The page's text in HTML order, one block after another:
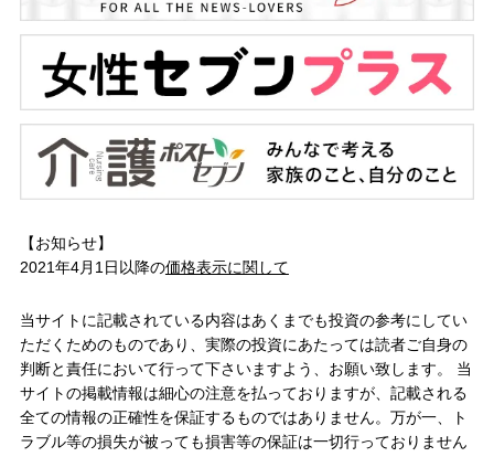
【お知らせ】
2021年4月1日以降の価格表示に関して
当サイトに記載されている内容はあくまでも投資の参考にしてい
ただくためのものであり、実際の投資にあたっては読者ご自身の
判断と責任において行って下さいますよう、お願い致します。 当
サイトの掲載情報は細心の注意を払っておりますが、記載される
全ての情報の正確性を保証するものではありません。万が一、ト
ラブル等の損失が被っても損害等の保証は一切行っておりません